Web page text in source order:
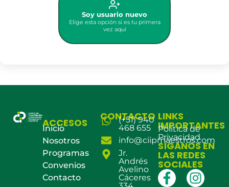
Soy usuario nuevo
Elige esta opción si es tu primera
vez aquí
ACCESOS
Inicio
Nosotros
Programas
Convenios
Contacto
CONTACTO
(+51) 940
468 655
info@ciipmaestros.com
Jr.
Andrés
Avelino
Cáceres
LINKS
IMPORTANTES
Política de
Privacidad
SÍGANOS EN
LAS REDES
SOCIALES